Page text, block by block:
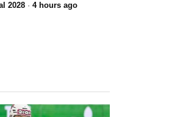
2028 · 4 hours ago